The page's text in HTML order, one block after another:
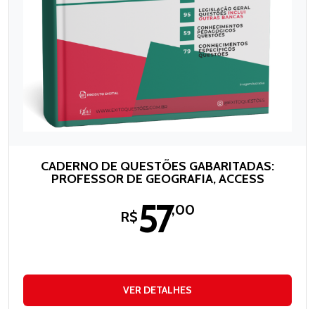
CADERNO DE QUESTÕES GABARITADAS:
PROFESSOR DE GEOGRAFIA, ACCESS
R$57,00
VER DETALHES